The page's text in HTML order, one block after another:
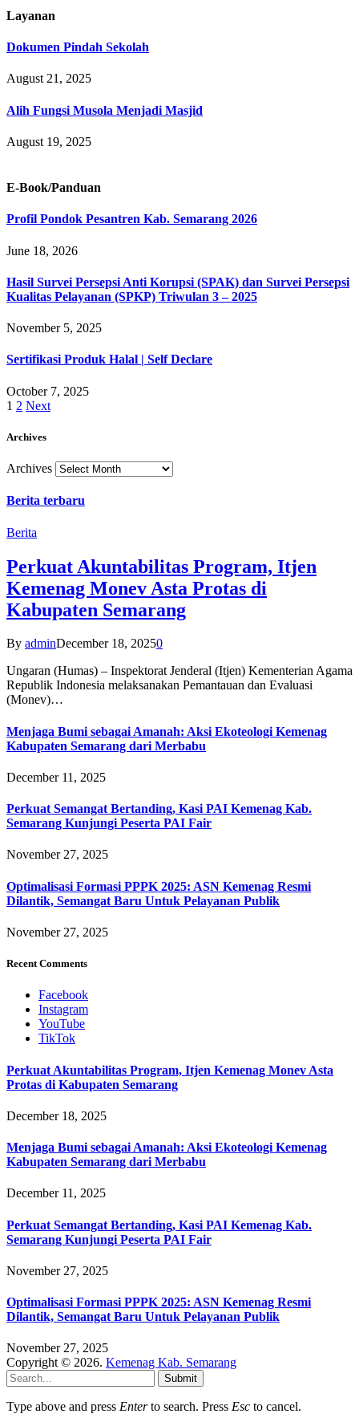
Layanan
Dokumen Pindah Sekolah
August 21, 2025
Alih Fungsi Musola Menjadi Masjid
August 19, 2025
E-Book/Panduan
Profil Pondok Pesantren Kab. Semarang 2026
June 18, 2026
Hasil Survei Persepsi Anti Korupsi (SPAK) dan Survei Persepsi
Kualitas Pelayanan (SPKP) Triwulan 3 – 2025
November 5, 2025
Sertifikasi Produk Halal | Self Declare
October 7, 2025
1 2 Next
Archives
Archives
Berita terbaru
Berita
Perkuat Akuntabilitas Program, Itjen
Kemenag Monev Asta Protas di
Kabupaten Semarang
By adminDecember 18, 20250
Ungaran (Humas) – Inspektorat Jenderal (Itjen) Kementerian Agama
Republik Indonesia melaksanakan Pemantauan dan Evaluasi
(Monev)…
Menjaga Bumi sebagai Amanah: Aksi Ekoteologi Kemenag
Kabupaten Semarang dari Merbabu
December 11, 2025
Perkuat Semangat Bertanding, Kasi PAI Kemenag Kab.
Semarang Kunjungi Peserta PAI Fair
November 27, 2025
Optimalisasi Formasi PPPK 2025: ASN Kemenag Resmi
Dilantik, Semangat Baru Untuk Pelayanan Publik
November 27, 2025
Recent Comments
Facebook
Instagram
YouTube
TikTok
Perkuat Akuntabilitas Program, Itjen Kemenag Monev Asta
Protas di Kabupaten Semarang
December 18, 2025
Menjaga Bumi sebagai Amanah: Aksi Ekoteologi Kemenag
Kabupaten Semarang dari Merbabu
December 11, 2025
Perkuat Semangat Bertanding, Kasi PAI Kemenag Kab.
Semarang Kunjungi Peserta PAI Fair
November 27, 2025
Optimalisasi Formasi PPPK 2025: ASN Kemenag Resmi
Dilantik, Semangat Baru Untuk Pelayanan Publik
November 27, 2025
Copyright © 2026. Kemenag Kab. Semarang
Submit
Type above and press Enterto search. Press Esc to cancel.